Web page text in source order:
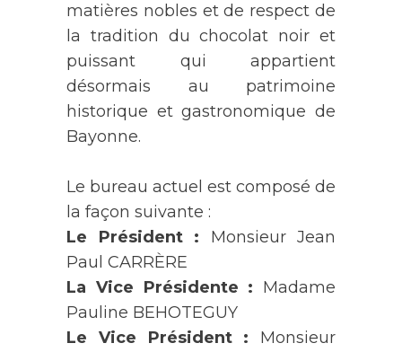
matières nobles et de respect de
la tradition du chocolat noir et
puissant qui appartient
désormais au patrimoine
historique et gastronomique de
Bayonne.
Le bureau actuel est composé de
la façon suivante :
Le Président : Monsieur Jean
Paul CARRÈRE
La Vice Présidente : Madame
Pauline BEHOTEGUY
Le Vice Président : Monsieur